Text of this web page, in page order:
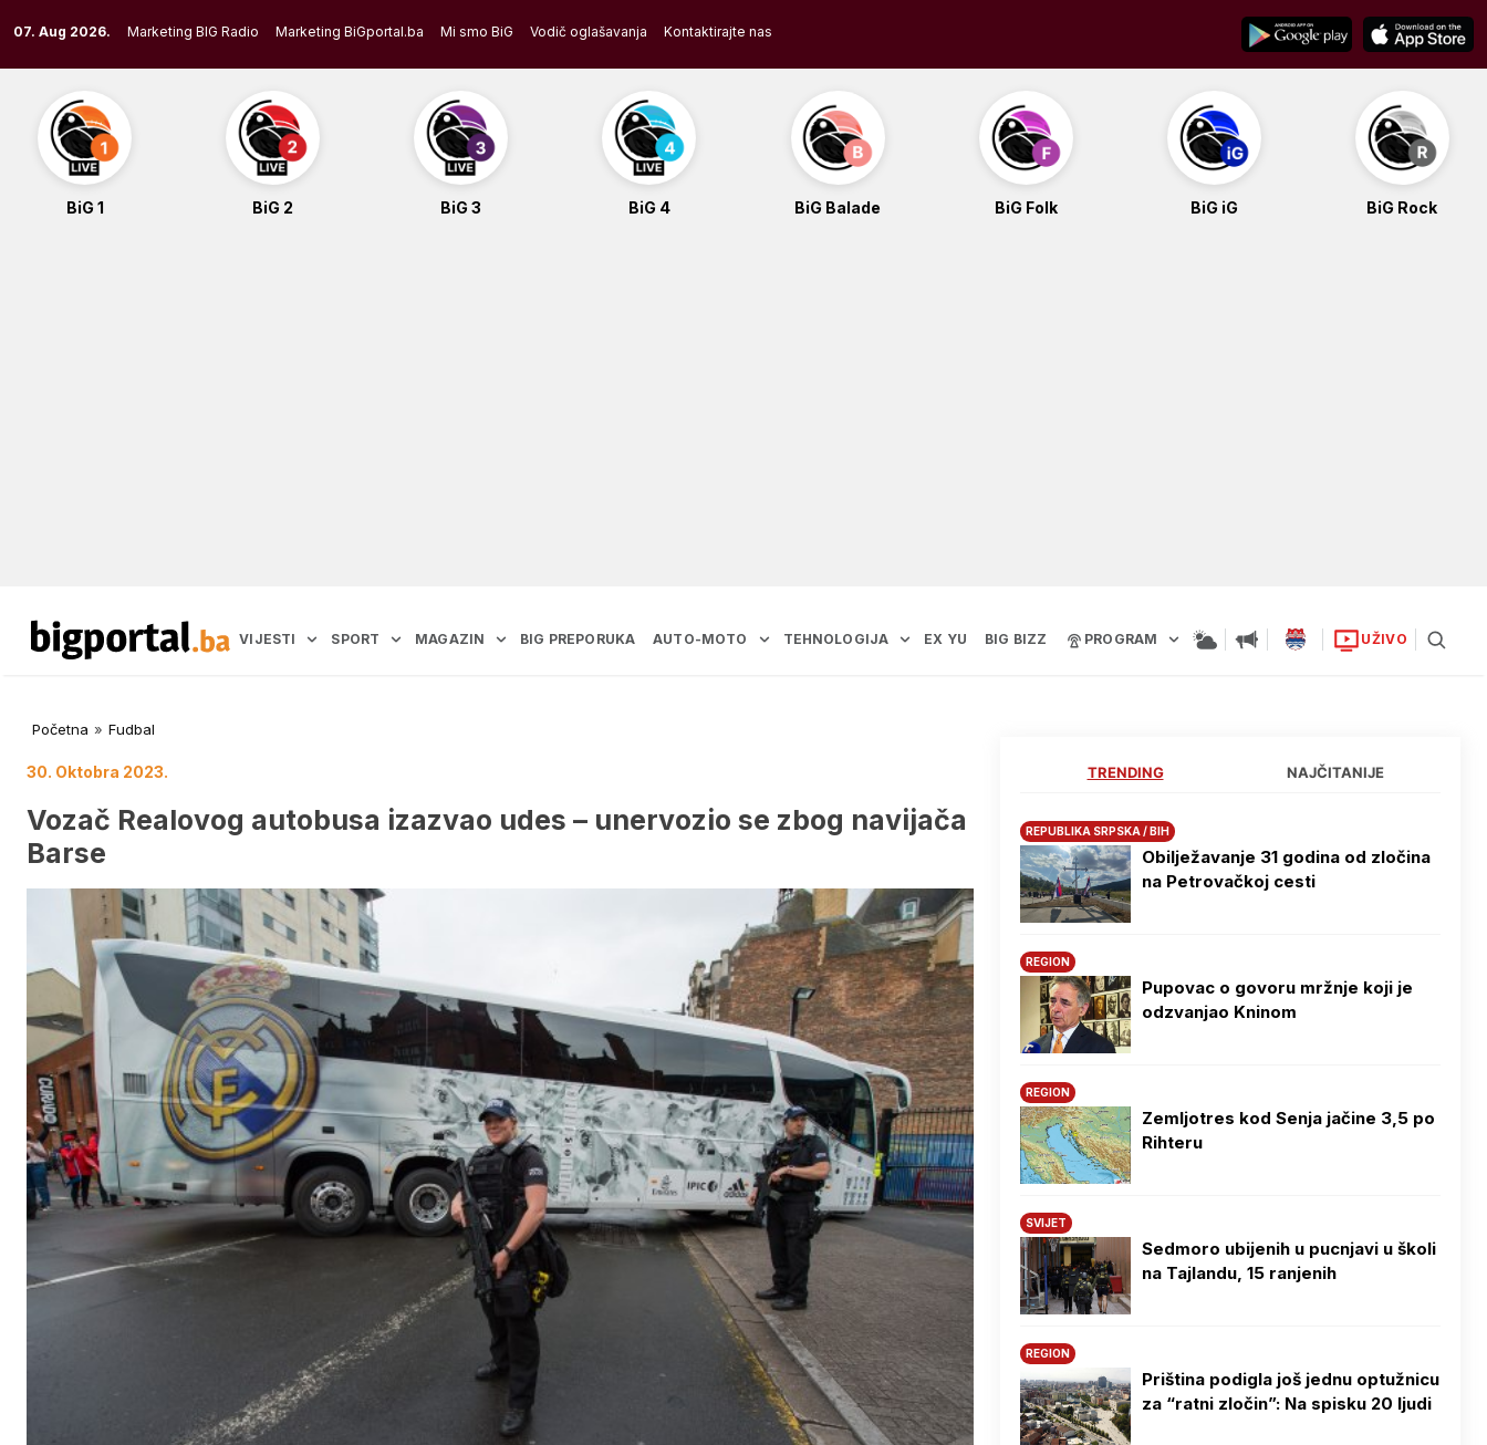
to
content
07. Aug 2026. Marketing BIG Radio Marketing BiGportal.ba Mi smo BiG Vodič oglašavanja Kontaktirajte nas
BiG 1 BiG 2 BiG 3 BiG 4 BiG Balade BiG Folk BiG iG BiG Rock
VIJESTI SPORT MAGAZIN BIG PREPORUKA AUTO-MOTO TEHNOLOGIJA EX YU BIG BIZZ PROGRAM UŽIVO
Početna » Fudbal
30. Oktobra 2023.
Vozač Realovog autobusa izazvao udes – unervozio se zbog navijača
Barse
TRENDING NAJČITANIJE
REPUBLIKA SRPSKA / BIH
Obilježavanje 31 godina od zločina
na Petrovačkoj cesti
REGION
Pupovac o govoru mržnje koji je
odzvanjao Kninom
REGION
Zemljotres kod Senja jačine 3,5 po
Rihteru
SVIJET
Sedmoro ubijenih u pucnjavi u školi
na Tajlandu, 15 ranjenih
REGION
Priština podigla još jednu optužnicu
za “ratni zločin”: Na spisku 20 ljudi